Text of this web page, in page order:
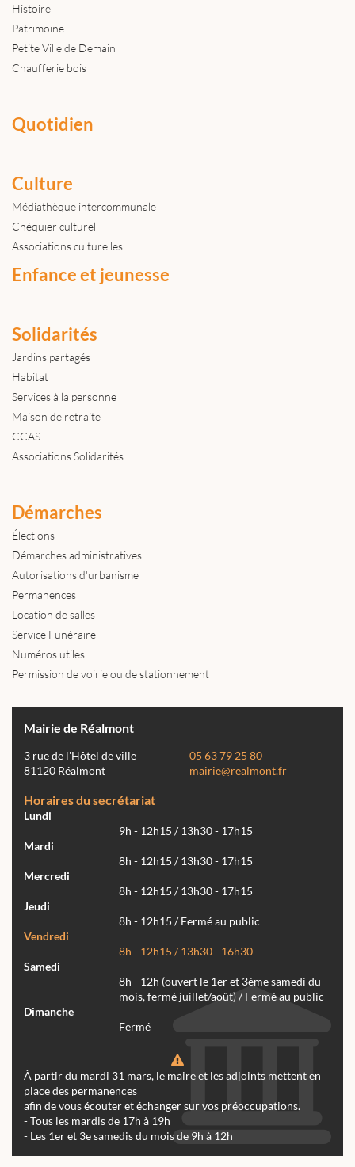
Histoire
Patrimoine
Petite Ville de Demain
Chaufferie bois
Quotidien
Culture
Médiathèque intercommunale
Chéquier culturel
Associations culturelles
Enfance et jeunesse
Solidarités
Jardins partagés
Habitat
Services à la personne
Maison de retraite
CCAS
Associations Solidarités
Démarches
Élections
Démarches administratives
Autorisations d'urbanisme
Permanences
Location de salles
Service Funéraire
Numéros utiles
Permission de voirie ou de stationnement
Mairie de Réalmont
3 rue de l'Hôtel de ville
81120 Réalmont
05 63 79 25 80
mairie@realmont.fr
Horaires du secrétariat
Lundi
9h - 12h15 / 13h30 - 17h15
Mardi
8h - 12h15 / 13h30 - 17h15
Mercredi
8h - 12h15 / 13h30 - 17h15
Jeudi
8h - 12h15 / Fermé au public
Vendredi
8h - 12h15 / 13h30 - 16h30
Samedi
8h - 12h (ouvert le 1er et 3ème samedi du
mois, fermé juillet/août) / Fermé au public
Dimanche
Fermé
À partir du mardi 31 mars, le maire et les adjoints mettent en
place des permanences
afin de vous écouter et échanger sur vos préoccupations.
- Tous les mardis de 17h à 19h
- Les 1er et 3e samedis du mois de 9h à 12h